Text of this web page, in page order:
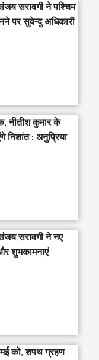
सरावगी ने पश्चिम
पर सुवेन्दु अधिकारी
नीतीश कुमार के
निशांत : अनुप्रिया
सरावगी ने नए
शुभकामनाएं
को, शपथ ग्रहण